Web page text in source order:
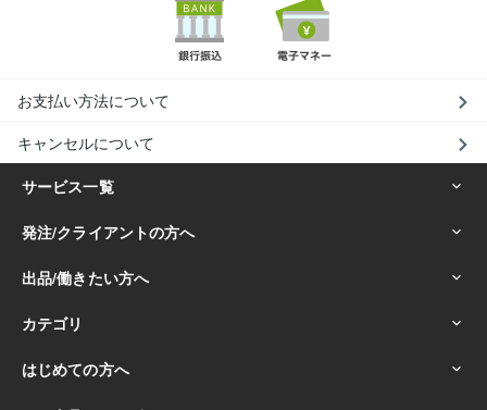
お支払い方法について
キャンセルについて